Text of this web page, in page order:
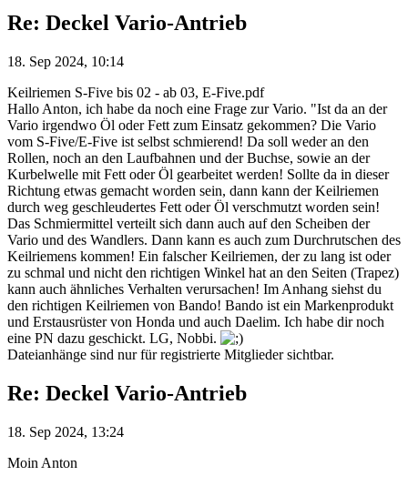
Re: Deckel Vario-Antrieb
18. Sep 2024, 10:14
Keilriemen S-Five bis 02 - ab 03, E-Five.pdf
Hallo Anton, ich habe da noch eine Frage zur Vario. "Ist da an der
Vario irgendwo Öl oder Fett zum Einsatz gekommen? Die Vario
vom S-Five/E-Five ist selbst schmierend! Da soll weder an den
Rollen, noch an den Laufbahnen und der Buchse, sowie an der
Kurbelwelle mit Fett oder Öl gearbeitet werden! Sollte da in dieser
Richtung etwas gemacht worden sein, dann kann der Keilriemen
durch weg geschleudertes Fett oder Öl verschmutzt worden sein!
Das Schmiermittel verteilt sich dann auch auf den Scheiben der
Vario und des Wandlers. Dann kann es auch zum Durchrutschen des
Keilriemens kommen! Ein falscher Keilriemen, der zu lang ist oder
zu schmal und nicht den richtigen Winkel hat an den Seiten (Trapez)
kann auch ähnliches Verhalten verursachen! Im Anhang siehst du
den richtigen Keilriemen von Bando! Bando ist ein Markenprodukt
und Erstausrüster von Honda und auch Daelim. Ich habe dir noch
eine PN dazu geschickt. LG, Nobbi.
Dateianhänge sind nur für registrierte Mitglieder sichtbar.
Re: Deckel Vario-Antrieb
18. Sep 2024, 13:24
Moin Anton